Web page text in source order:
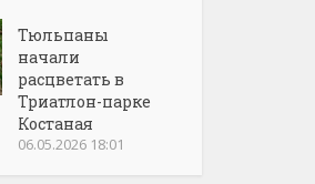
Тюльпаны
начали
расцветать в
Триатлон-парке
Костаная
06.05.2026 18:01